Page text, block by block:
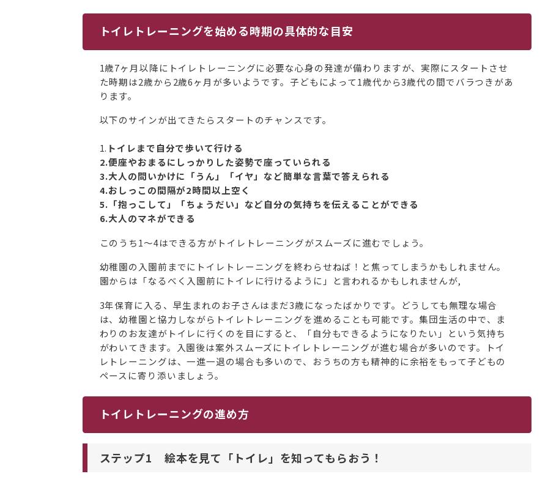
トイレトレーニングを始める時期の具体的な目安
1歳7ヶ月以降にトイレトレーニングに必要な心身の発達が備わりますが、実際にスタートさせ
た時期は2歳から2歳6ヶ月が多いようです。子どもによって1歳代から3歳代の間でバラつきがあ
ります。
以下のサインが出てきたらスタートのチャンスです。
1. トイレまで自分で歩いて行ける
2.便座やおまるにしっかりした姿勢で座っていられる
3.大人の問いかけに「うん」「イヤ」など簡単な言葉で答えられる
4.おしっこの間隔が2時間以上空く
5.「抱っこして」「ちょうだい」など自分の気持ちを伝えることができる
6.大人のマネができる
このうち1〜4はできる方がトイレトレーニングがスムーズに進むでしょう。
幼稚園の入園前までにトイレトレーニングを終わらせねば！と焦ってしまうかもしれません。
園からは「なるべく入園前にトイレに行けるように」と言われるかもしれませんが,
3年保育に入る、早生まれのお子さんはまだ3歳になったばかりです。どうしても無理な場合
は、幼稚園と協力しながらトイレトレーニングを進めることも可能です。集団生活の中で、ま
わりのお友達がトイレに行くのを目にすると、「自分もできるようになりたい」という気持ち
がわいてきます。入園後は案外スムーズにトイレトレーニングが進む場合が多いのです。トイ
レトレーニングは、一進一退の場合も多いので、おうちの方も精神的に余裕をもって子どもの
ペースに寄り添いましょう。
トイレトレーニングの進め方
ステップ1 絵本を見て「トイレ」を知ってもらおう！